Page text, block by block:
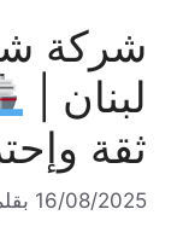
شركة
لبنان |
ثقة
16/08/2025